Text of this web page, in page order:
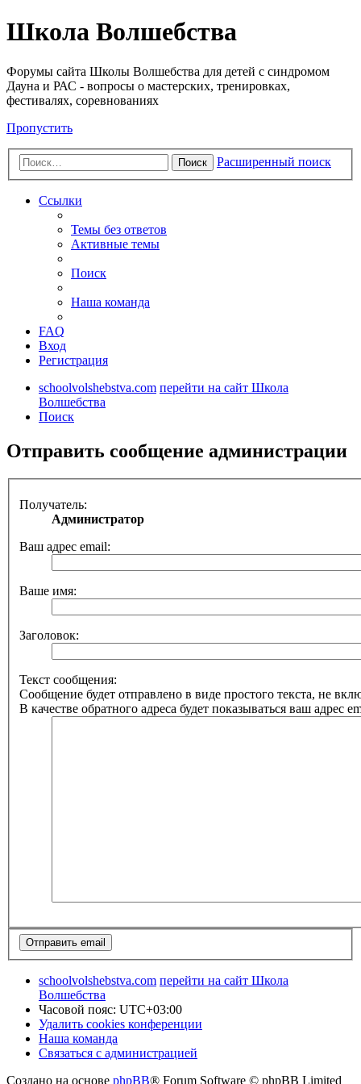
Школа Волшебства
Форумы сайта Школы Волшебства для детей с синдромом
Дауна и РАС - вопросы о мастерских, тренировках,
фестивалях, соревнованиях
Пропустить
Поиск Расширенный поиск
Ссылки
Темы без ответов
Активные темы
Поиск
Наша команда
FAQ
Вход
Регистрация
schoolvolshebstva.com перейти на сайт Школа
Волшебства
Поиск
Отправить сообщение администрации
Получатель:
Администратор
Ваш адрес email:
Ваше имя:
Заголовок:
Текст сообщения:
Сообщение будет отправлено в виде простого текста, не
В качестве обратного адреса будет показываться ваш адрес
schoolvolshebstva.com перейти на сайт Школа
Волшебства
Часовой пояс: UTC+03:00
Удалить cookies конференции
Наша команда
Связаться с администрацией
Создано на основе phpBB® Forum Software © phpBB Limited